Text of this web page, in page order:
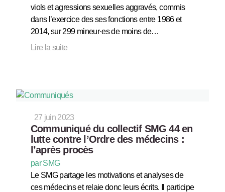
viols et agressions sexuelles aggravés, commis
dans l’exercice des ses fonctions entre 1986 et
2014, sur 299 mineur·es de moins de…
Lire la suite
27 juin 2023
Communiqué du collectif SMG 44 en
lutte contre l’Ordre des médecins :
l’après procès
par SMG
Le SMG partage les motivations et analyses de
ces médecins et relaie donc leurs écrits. Il participe